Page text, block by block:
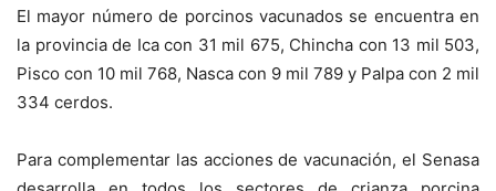
El mayor número de porcinos vacunados se encuentra en
la provincia de Ica con 31 mil 675, Chincha con 13 mil 503,
Pisco con 10 mil 768, Nasca con 9 mil 789 y Palpa con 2 mil
334 cerdos.
Para complementar las acciones de vacunación, el Senasa